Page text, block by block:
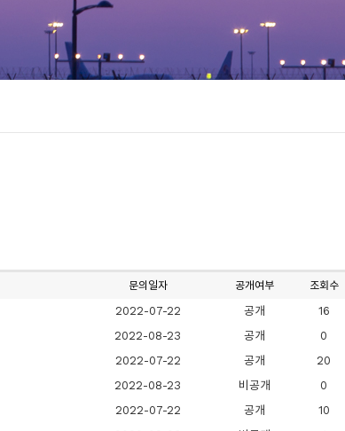
문의일자 공개여부 조회수
2022-07-22 공개
16
2022-08-23 공개
0
2022-07-22 공개
20
2022-08-23 비공개
0
2022-07-22 공개
10